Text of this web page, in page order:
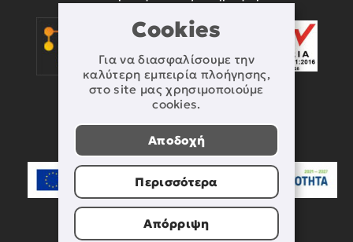
Cookies
Για να διασφαλίσουμε την
καλύτερη εμπειρία πλοήγησης,
στο site μας χρησιμοποιούμε
cookies.
Αποδοχή
Περισσότερα
Απόρριψη